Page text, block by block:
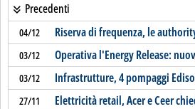
Precedenti
04/12 Riserva di frequenza, le
03/12 Operativa l'Energy Release:
03/12 Infrastrutture, 4 pompaggi
27/11 Elettricità retail, Acer e Ceer